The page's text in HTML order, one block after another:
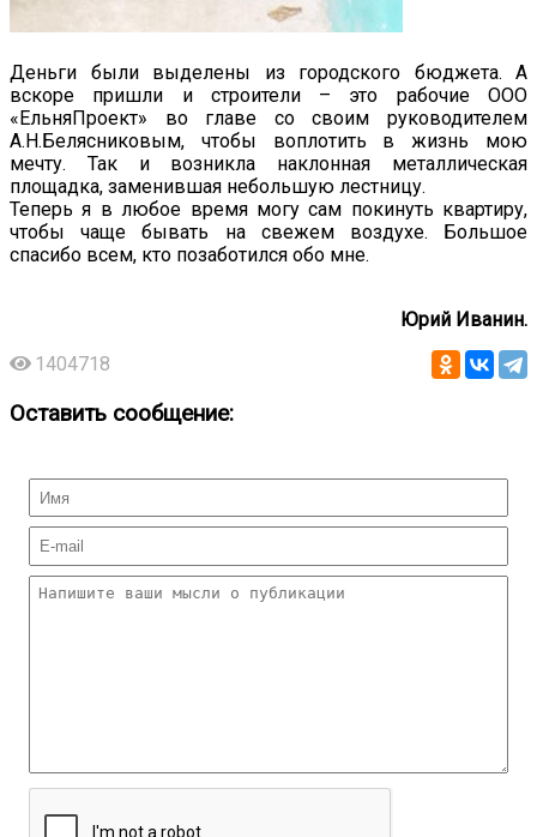
Деньги были выделены из городского бюджета. А
вскоре пришли и строители – это рабочие ООО
«ЕльняПроект» во главе со своим руководителем
А.Н.Белясниковым, чтобы воплотить в жизнь мою
мечту. Так и возникла наклонная металлическая
площадка, заменившая небольшую лестницу.
Теперь я в любое время могу сам покинуть квартиру,
чтобы чаще бывать на свежем воздухе. Большое
спасибо всем, кто позаботился обо мне.
Юрий Иванин.
1404718
Оставить сообщение: